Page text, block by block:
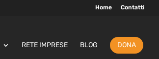
Home Contatti
RETE IMPRESE BLOG DONA